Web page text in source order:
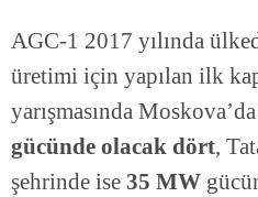
AGC-1 2017 yılında
üretimi için yapılan ilk
yarışmasında Moskova’da
gücünde olacak dört,
şehrinde ise 35 MW